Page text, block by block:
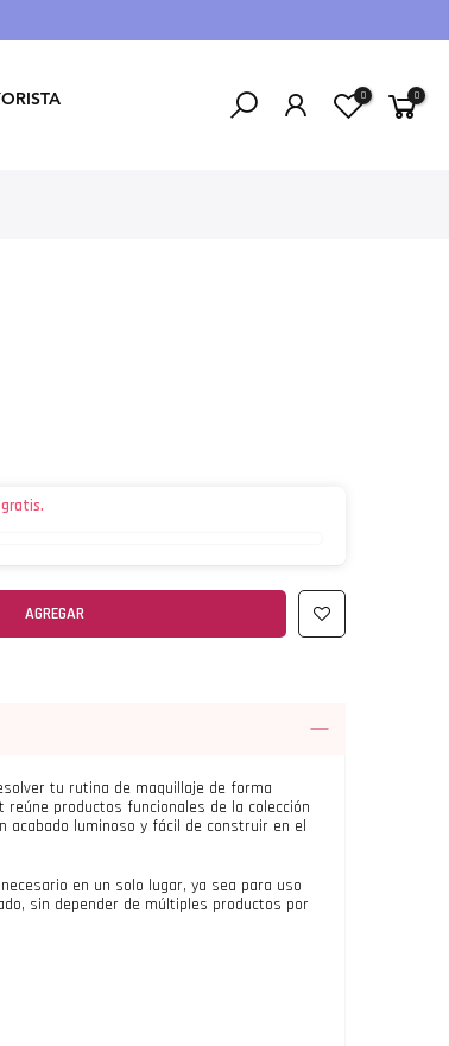
0 0
AGREGAR
tu rutina de maquillaje de forma
productos funcionales de la colección
acabado luminoso y fácil de construir en el
en un solo lugar, ya sea para uso
sin depender de múltiples productos por